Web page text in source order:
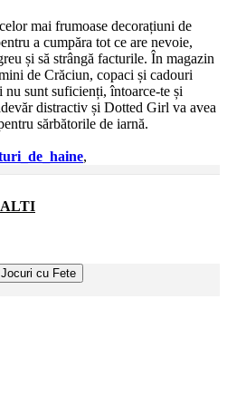
mai frumoase decorațiuni de
a cumpăra tot ce are nevoie,
și să strângă facturile. În magazin
de Crăciun, copaci și cadouri
sunt suficienți, întoarce-te și
distractiv și Dotted Girl va avea
sărbătorile de iarnă.
,
cu Fete